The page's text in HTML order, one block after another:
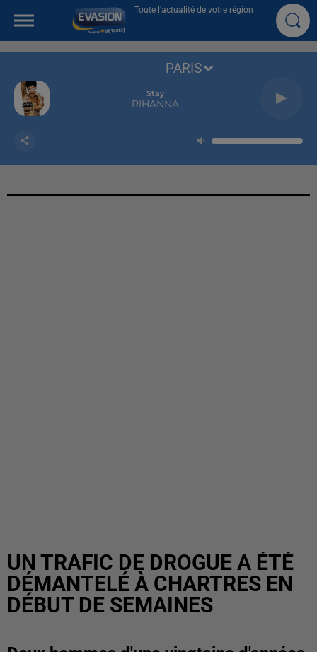
Toute l'actualité de votre région
Stay
RIHANNA
PARIS
UN TRAFIC DE DROGUE A ÉTÉ
DÉMANTELÉ À CHARTRES EN
DÉBUT DE SEMAINES